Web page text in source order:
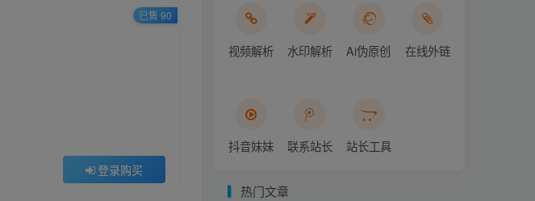
登录购买
已售 90
视频解析 水印解析 Ai伪原创 在线外链
抖音妹妹 联系站长 站长工具
热门文章